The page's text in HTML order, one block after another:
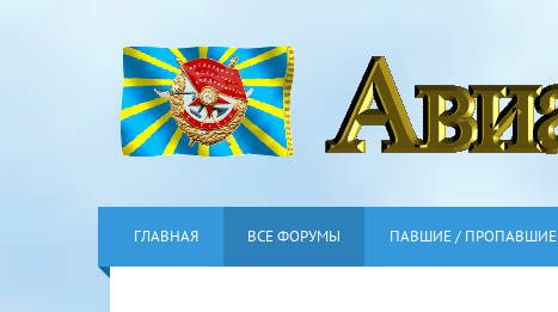
ГЛАВНАЯ ВСЕ ФОРУМЫ ПАВШИЕ / ПРОПАВШИЕ